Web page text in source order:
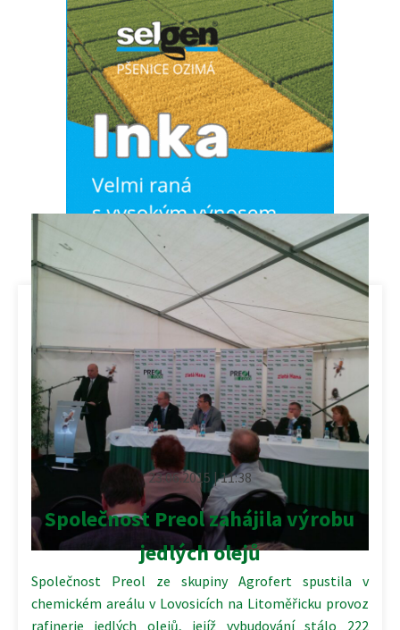
23.06.2015 | 11:38
Společnost Preol zahájila výrobu
jedlých olejů
Společnost Preol ze skupiny Agrofert spustila v
chemickém areálu v Lovosicích na Litoměřicku provoz
rafinerie jedlých olejů, jejíž vybudování stálo 222